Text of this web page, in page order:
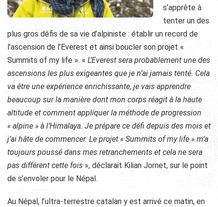
s’apprête à
tenter un des
plus gros défis de sa vie d’alpiniste : établir un record de
l’ascension de l’Everest et ainsi boucler son projet «
Summits of my life ». « L’Everest sera probablement une des
ascensions les plus exigeantes que je n’ai jamais tenté. Cela
va être une expérience enrichissante, je vais apprendre
beaucoup sur la manière dont mon corps réagit à la haute
altitude et comment appliquer la méthode de progression
« alpine » à l’Himalaya. Je prépare ce défi depuis des mois et
j’ai hâte de commencer. Le projet « Summits of my life » m’a
toujours poussé dans mes retranchements et cela ne sera
pas différent cette fois », déclarait Kilian Jornet, sur le point
de s’envoler pour le Népal.
Au Népal, l’ultra-terrestre catalan y est arrivé ce matin, en